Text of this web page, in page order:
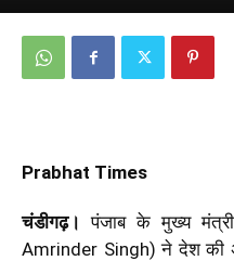
Prabhat Times
चंडीगढ़। पंजाब के मुख्य
Amrinder Singh) ने देश की